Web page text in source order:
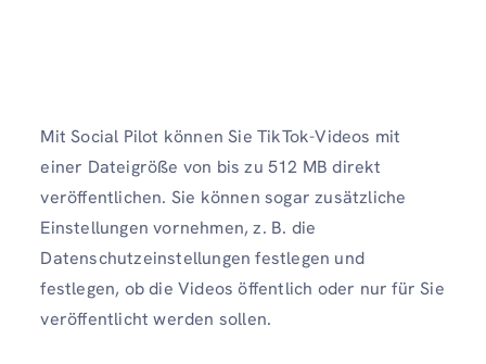
Mit Social Pilot können Sie TikTok-Videos mit
einer Dateigröße von bis zu 512 MB direkt
veröffentlichen. Sie können sogar zusätzliche
Einstellungen vornehmen, z. B. die
Datenschutzeinstellungen festlegen und
festlegen, ob die Videos öffentlich oder nur für Sie
veröffentlicht werden sollen.